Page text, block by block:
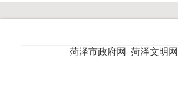
菏泽市政府网 菏泽文明网